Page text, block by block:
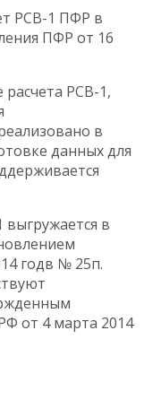
РСВ-1 ПФР в
ПФР от 16
РСВ-1,
в
данных для
в
годв № 25п.
от 4 марта 2014